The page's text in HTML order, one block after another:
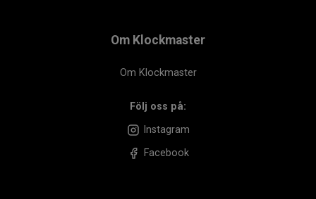
Om Klockmaster
Om Klockmaster
Följ oss på:
Instagram
Facebook